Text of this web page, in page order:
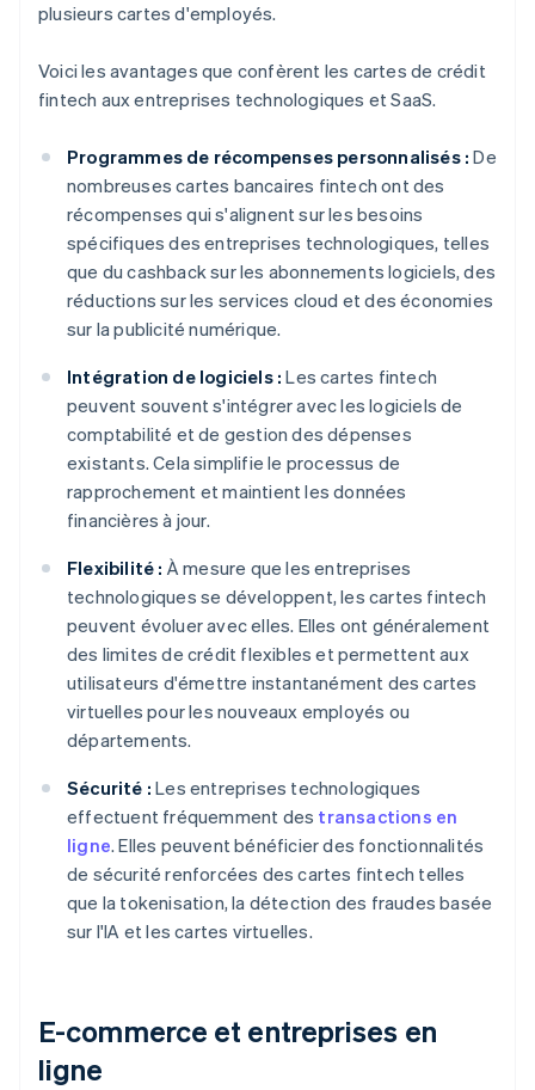
plusieurs cartes d'employés.
Voici les avantages que confèrent les cartes de crédit
fintech aux entreprises technologiques et SaaS.
Programmes de récompenses personnalisés : De
nombreuses cartes bancaires fintech ont des
récompenses qui s'alignent sur les besoins
spécifiques des entreprises technologiques, telles
que du cashback sur les abonnements logiciels, des
réductions sur les services cloud et des économies
sur la publicité numérique.
Intégration de logiciels : Les cartes fintech
peuvent souvent s'intégrer avec les logiciels de
comptabilité et de gestion des dépenses
existants. Cela simplifie le processus de
rapprochement et maintient les données
financières à jour.
Flexibilité : À mesure que les entreprises
technologiques se développent, les cartes fintech
peuvent évoluer avec elles. Elles ont généralement
des limites de crédit flexibles et permettent aux
utilisateurs d'émettre instantanément des cartes
virtuelles pour les nouveaux employés ou
départements.
Sécurité : Les entreprises technologiques
effectuent fréquemment des transactions en
ligne. Elles peuvent bénéficier des fonctionnalités
de sécurité renforcées des cartes fintech telles
que la tokenisation, la détection des fraudes basée
sur l'IA et les cartes virtuelles.
E-commerce et entreprises en
ligne